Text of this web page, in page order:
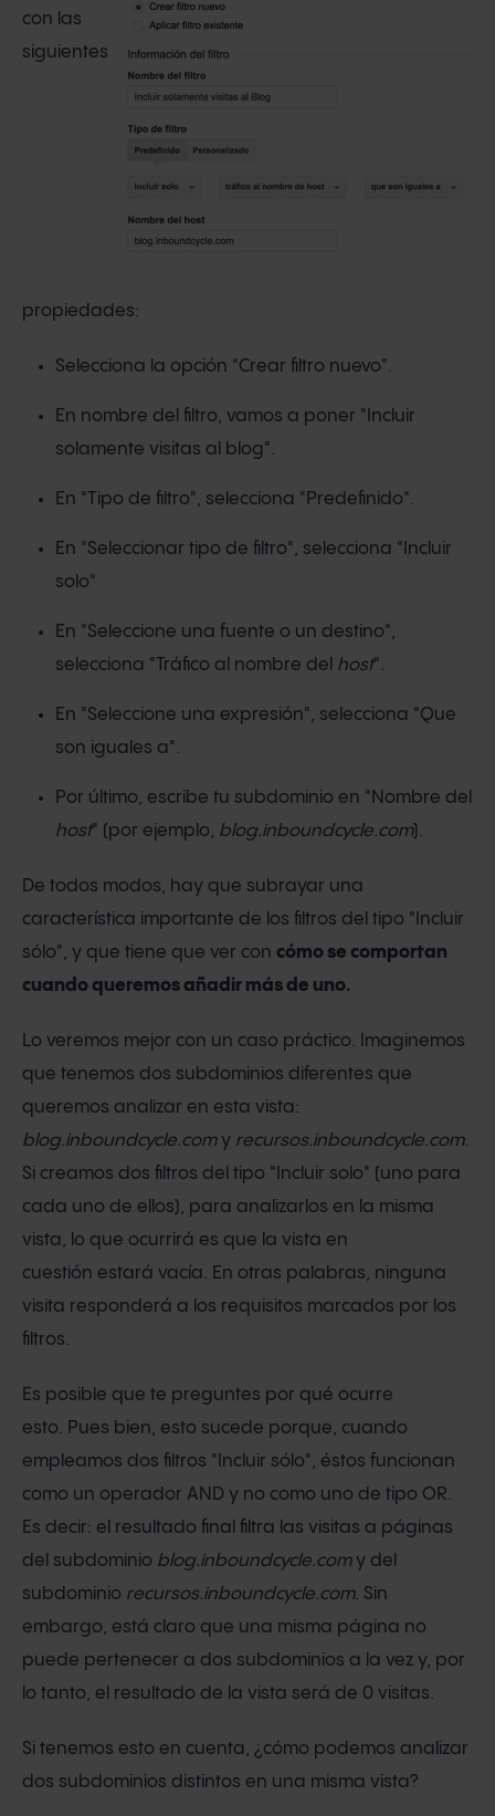
con las
siguientes
propiedades:
Selecciona la opción "Crear filtro nuevo".
En nombre del filtro, vamos a poner "Incluir
solamente visitas al blog".
En "Tipo de filtro", selecciona "Predefinido".
En "Seleccionar tipo de filtro", selecciona "Incluir
solo"
En "Seleccione una fuente o un destino",
selecciona "Tráfico al nombre del host".
En "Seleccione una expresión", selecciona "Que
son iguales a".
Por último, escribe tu subdominio en "Nombre del
host" (por ejemplo, blog.inboundcycle.com).
De todos modos, hay que subrayar una
característica importante de los filtros del tipo "Incluir
sólo", y que tiene que ver con cómo se comportan
cuando queremos añadir más de uno.
Lo veremos mejor con un caso práctico. Imaginemos
que tenemos dos subdominios diferentes que
queremos analizar en esta vista:
blog.inboundcycle.comy recursos.inboundcycle.com.
Si creamos dos filtros del tipo "Incluir solo" (uno para
cada uno de ellos), para analizarlos en la misma
vista, lo que ocurrirá es que la vista en
cuestión estará vacía. En otras palabras, ninguna
visita responderá a los requisitos marcados por los
filtros.
Es posible que te preguntes por qué ocurre
esto. Pues bien, esto sucede porque, cuando
empleamos dos filtros "Incluir sólo", éstos funcionan
como un operador AND y no como uno de tipo OR.
Es decir: el resultado final filtra las visitas a páginas
del subdominio blog.inboundcycle.comy del
subdominio recursos.inboundcycle.com. Sin
embargo, está claro que una misma página no
puede pertenecer a dos subdominios a la vez y, por
lo tanto, el resultado de la vista será de 0 visitas.
Si tenemos esto en cuenta, ¿cómo podemos analizar
dos subdominios distintos en una misma vista?